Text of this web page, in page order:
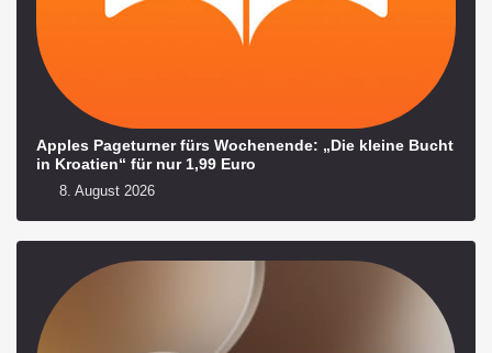
Apples Pageturner fürs Wochenende: „Die kleine Bucht
in Kroatien“ für nur 1,99 Euro
8. August 2026